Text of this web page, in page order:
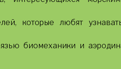
которые любят
биомеханики и